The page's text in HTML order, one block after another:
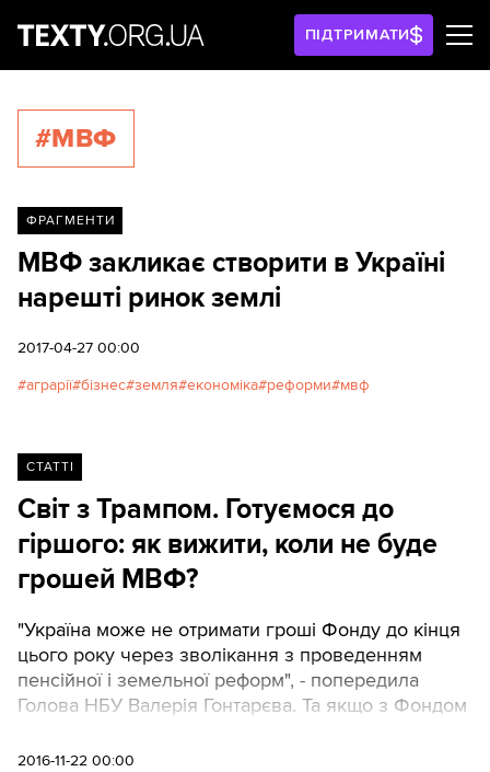
ПІДТРИМАТИ
#МВФ
ФРАГМЕНТИ
МВФ закликає створити в Україні
нарешті ринок землі
2017-04-27 00:00
аграрії бізнес земля економіка реформи мвф
СТАТТІ
Світ з Трампом. Готуємося до
гіршого: як вижити, коли не буде
грошей МВФ?
"Україна може не отримати гроші Фонду до кінця
цього року через зволікання з проведенням
пенсійної і земельної реформ", - попередила
Голова НБУ Валерія Гонтарєва. Та якщо з Фондом
президента США Дональда Трампа можуть бути
2016-11-22 00:00